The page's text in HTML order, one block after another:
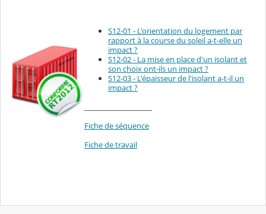
S12-01 - L'orientation du logement par
rapport à la course du soleil a-t-elle un
impact ?
S12-02 - La mise en place d'un isolant et
son choix ont-ils un impact ?
S12-03 - L'épaisseur de l'isolant a-t-il un
impact ?
Fiche de séquence
Fiche de travail